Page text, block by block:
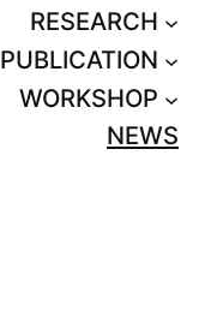
RESEARCH
PUBLICATION
WORKSHOP
NEWS